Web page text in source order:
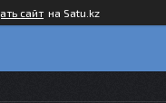
сайт на Satu.kz